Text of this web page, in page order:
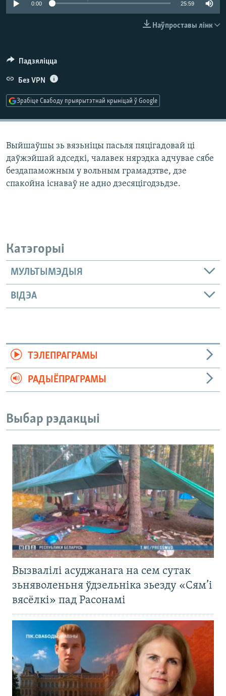
КУЛЬТУРА
МОВА0:00 25:59
Наўпроставы лінк
Падзяліцца
Без VPN
Зрабіце Свабоду прыярытэтнай крыніцай ў Google
Выйшаўшы зь вязьніцы пасьля пяцігадовай ці
даўжэйшай адседкі, чалавек нярэдка адчувае сябе
бездапаможным у вольным грамадзтве, дзе
спакойна існаваў не адно дзесяцігодзьдзе.
Катэгорыі
МУЛЬТЫМЭДЫЯ
ВІДЭА
ТЭЛЕПРАГРАМЫ
РАДЫЁПРАГРАМЫ
Выбар рэдакцыі
Вызвалілі асуджанага на сем сутак
зьняволеньня ўдзельніка зьезду «Сям’і
вясёлкі» пад Расонамі